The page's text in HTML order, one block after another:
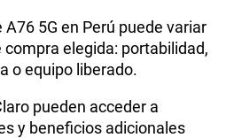
A76 5G en Perú puede variar
elegida: portabilidad,
o equipo liberado.
pueden acceder a
y beneficios adicionales